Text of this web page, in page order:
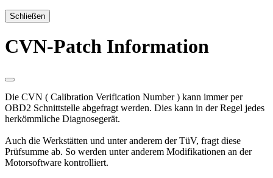
Schließen
CVN-Patch Information
Die CVN ( Calibration Verification Number ) kann immer per
OBD2 Schnittstelle abgefragt werden. Dies kann in der Regel jedes
herkömmliche Diagnosegerät.
Auch die Werkstätten und unter anderem der TüV, fragt diese
Prüfsumme ab. So werden unter anderem Modifikationen an der
Motorsoftware kontrolliert.